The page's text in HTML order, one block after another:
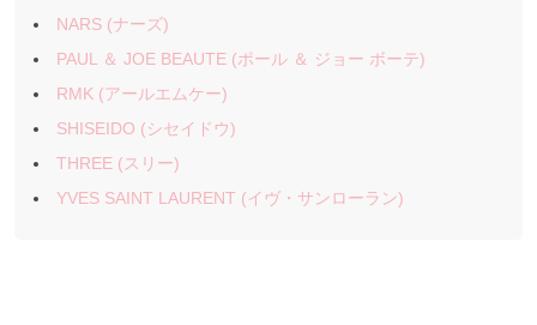
NARS (ナーズ)
PAUL ＆ JOE BEAUTE (ポール ＆ ジョー ボーテ)
RMK (アールエムケー)
SHISEIDO (シセイドウ)
THREE (スリー)
YVES SAINT LAURENT (イヴ・サンローラン)